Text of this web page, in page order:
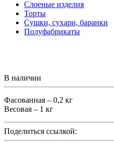
Слоеные изделия
Торты
Сушки, сухари, баранки
Полуфабрикаты
В наличии
Фасованная – 0,2 кг
Весовая – 1 кг
Поделиться ссылкой: